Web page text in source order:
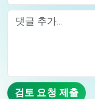
Comment
검토 요청 제출